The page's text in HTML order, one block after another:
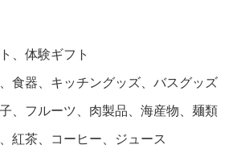
、体験ギフト
食器、キッチングッズ、バスグッズ
、フルーツ、肉製品、海産物、麺類
紅茶、コーヒー、ジュース